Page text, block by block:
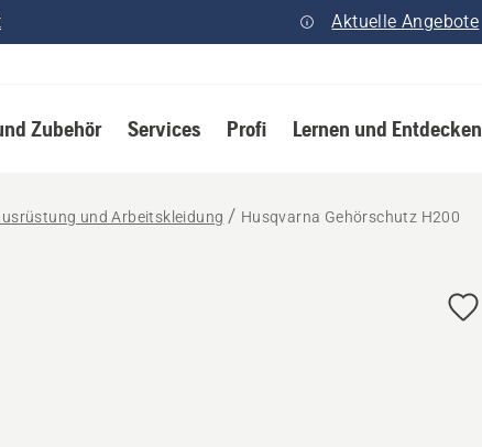
Aktuelle Angebote
Zubehör Services Profi Lernen und Entdecken
und Arbeitskleidung Husqvarna Gehörschutz H200